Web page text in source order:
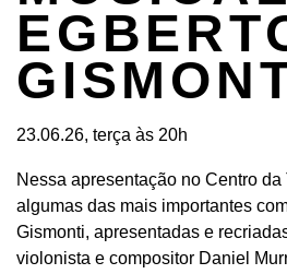
23.06.26, terça às 20h
Nessa apresentação no Centro da
algumas das mais importantes
Gismonti, apresentadas e
violonista e compositor Daniel